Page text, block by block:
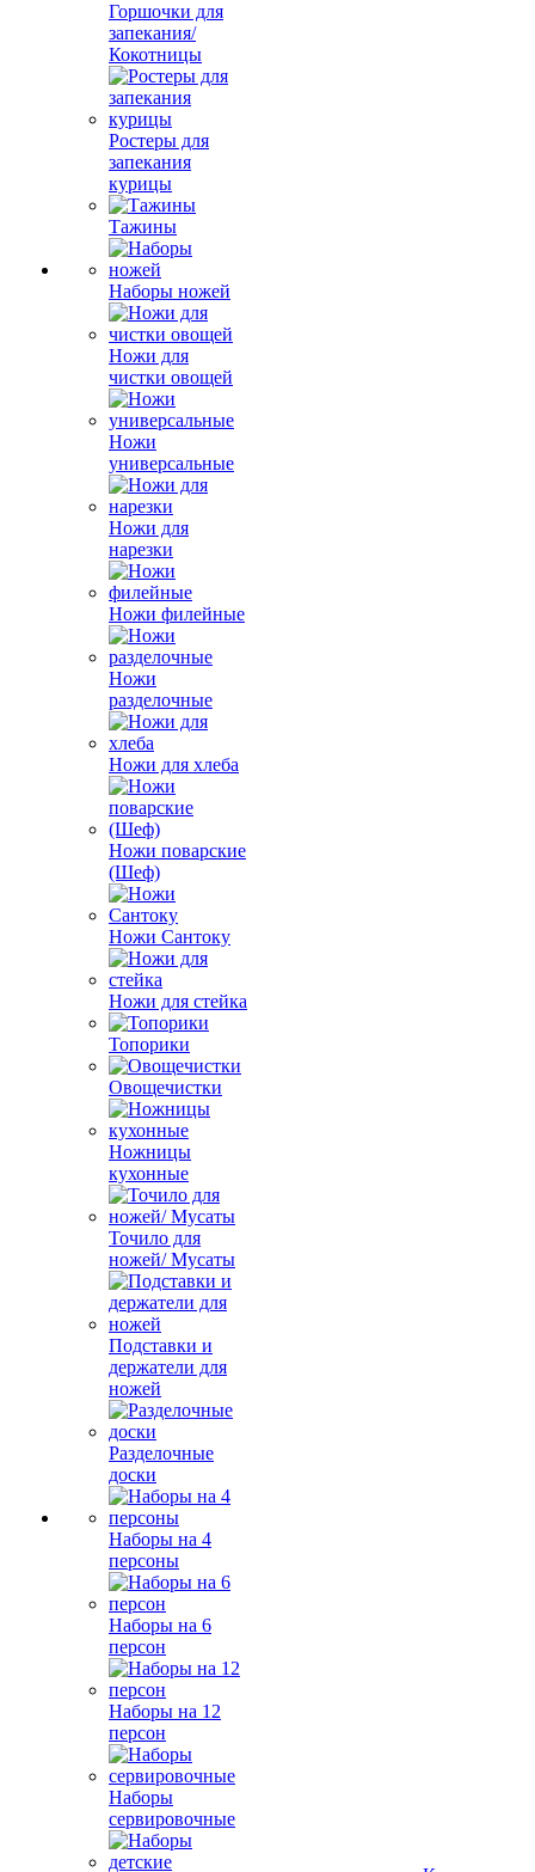
Горшочки для
запекания/
Кокотницы
Ростеры для
запекания
курицы
Тажины
Наборы ножей
Ножи для
чистки овощей
Ножи
универсальные
Ножи для
нарезки
Ножи филейные
Ножи
разделочные
Ножи для хлеба
Ножи поварские
(Шеф)
Ножи Сантоку
Ножи для стейка
Топорики
Овощечистки
Ножницы
кухонные
Точило для
ножей/ Мусаты
Подставки и
держатели для
ножей
Разделочные
доски
Наборы на 4
персоны
Наборы на 6
персон
Наборы на 12
персон
Наборы
сервировочные